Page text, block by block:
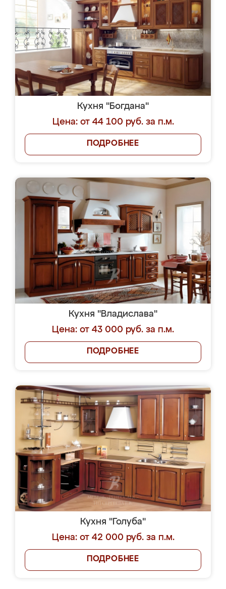
Кухня "Богдана"
Цена: от 44 100 руб. за п.м.
ПОДРОБНЕЕ
Кухня "Владислава"
Цена: от 43 000 руб. за п.м.
ПОДРОБНЕЕ
Кухня "Голуба"
Цена: от 42 000 руб. за п.м.
ПОДРОБНЕЕ